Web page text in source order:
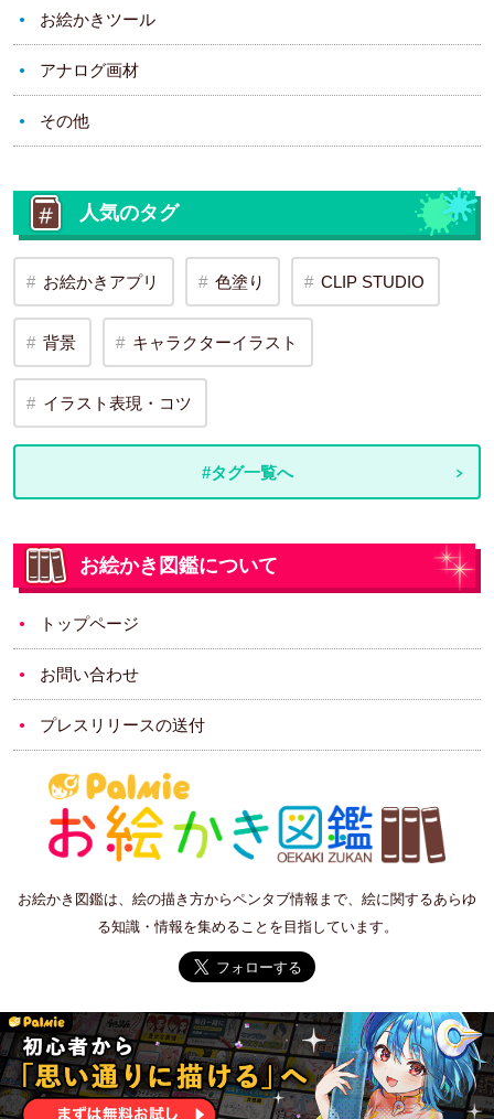
お絵かきツール
アナログ画材
その他
人気のタグ
お絵かきアプリ 色塗り CLIP STUDIO
背景 キャラクターイラスト
イラスト表現・コツ
#タグ一覧へ
お絵かき図鑑について
トップページ
お問い合わせ
プレスリリースの送付
お絵かき図鑑は、絵の描き方からペンタブ情報まで、絵に関するあらゆ
る知識・情報を集めることを目指しています。